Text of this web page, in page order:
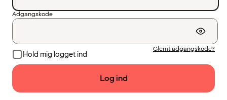
Adgangskode
Hold mig logget ind
Glemt adgangskode?
Log ind